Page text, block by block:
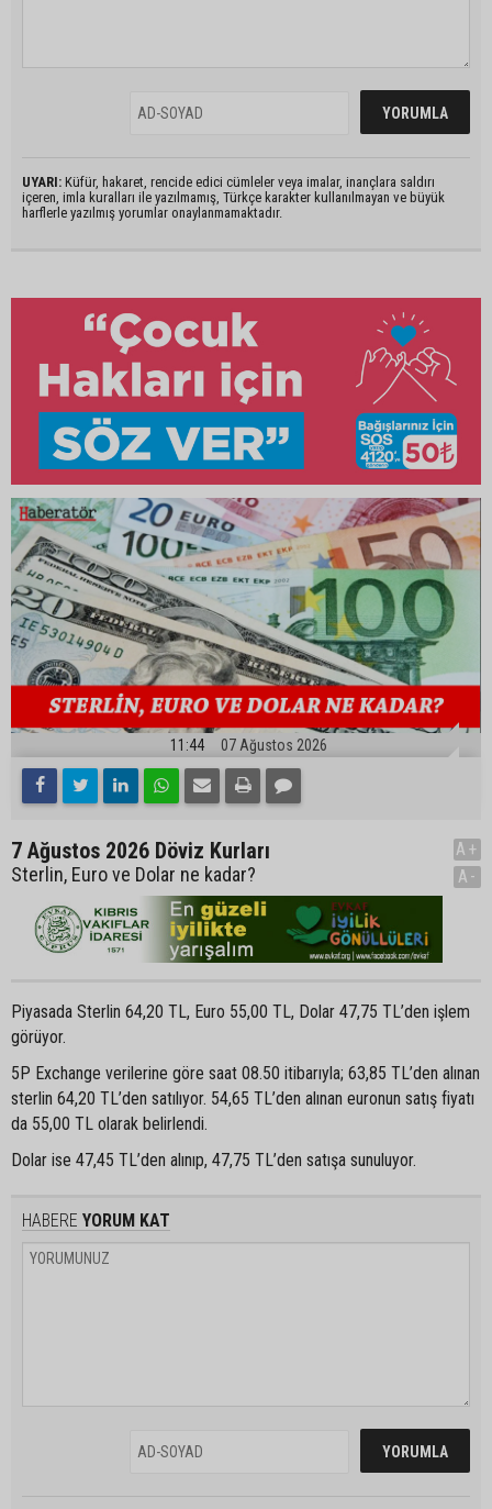
UYARI: Küfür, hakaret, rencide edici cümleler veya imalar, inançlara saldırı
içeren, imla kuralları ile yazılmamış, Türkçe karakter kullanılmayan ve büyük
harflerle yazılmış yorumlar onaylanmamaktadır.
11:44 07 Ağustos 2026
7 Ağustos 2026 Döviz Kurları
Sterlin, Euro ve Dolar ne kadar?
A+
A-
Piyasada Sterlin 64,20 TL, Euro 55,00 TL, Dolar 47,75 TL’den işlem
görüyor.
5P Exchange verilerine göre saat 08.50 itibarıyla; 63,85 TL’den alınan
sterlin 64,20 TL’den satılıyor. 54,65 TL’den alınan euronun satış fiyatı
da 55,00 TL olarak belirlendi.
Dolar ise 47,45 TL’den alınıp, 47,75 TL’den satışa sunuluyor.
HABERE YORUM KAT